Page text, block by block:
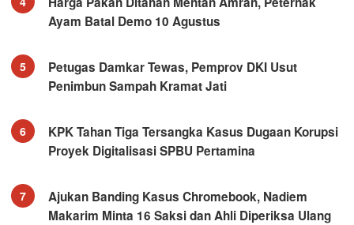
Ayam Batal Demo 10 Agustus
5
Petugas Damkar Tewas, Pemprov DKI Usut
Penimbun Sampah Kramat Jati
6
KPK Tahan Tiga Tersangka Kasus Dugaan Korupsi
Proyek Digitalisasi SPBU Pertamina
7
Ajukan Banding Kasus Chromebook, Nadiem
Makarim Minta 16 Saksi dan Ahli Diperiksa Ulang